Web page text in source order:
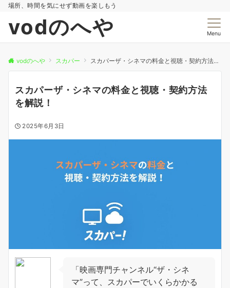
場所、時間を気にせず動画を楽しもう
vodのへや Menu
vodのへや スカパー スカパーザ・シネマの料金と視聴・契約方法を解説！
スカパーザ・シネマの料金と視聴・契約方法
を解説！
2025年6月3日
「映画専門チャンネル“ザ・シネ
マ”って、スカパーでいくらかかる